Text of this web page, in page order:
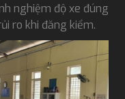
nghiệm độ xe đúng
ro khi đăng kiểm.